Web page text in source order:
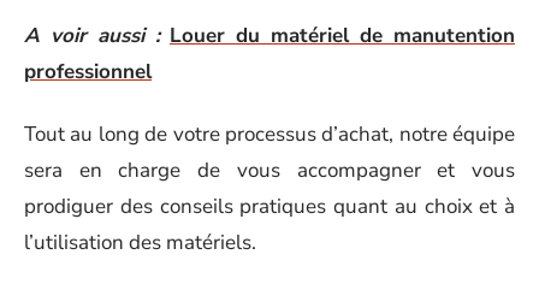
A voir aussi : Louer du matériel de manutention
professionnel
Tout au long de votre processus d’achat, notre équipe
sera en charge de vous accompagner et vous
prodiguer des conseils pratiques quant au choix et à
l’utilisation des matériels.